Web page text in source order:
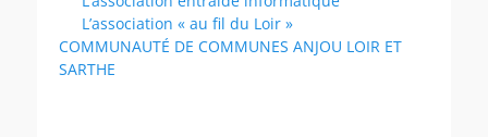
L’association « au fil du Loir »
COMMUNAUTÉ DE COMMUNES ANJOU LOIR ET
SARTHE